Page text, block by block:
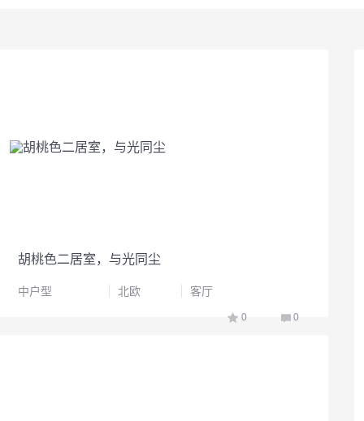
胡桃色二居室，与光同尘
中户型 北欧 客厅
0 0